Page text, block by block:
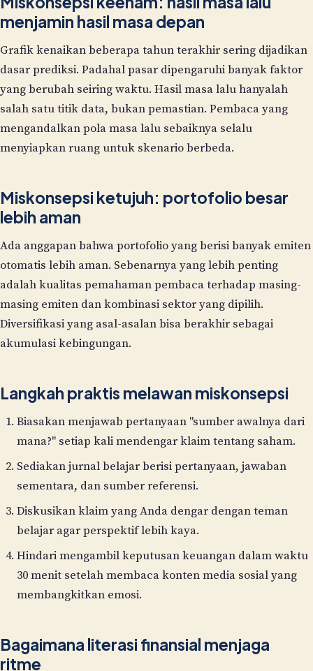
menjamin hasil masa depan
Grafik kenaikan beberapa tahun terakhir sering dijadikan
dasar prediksi. Padahal pasar dipengaruhi banyak faktor
yang berubah seiring waktu. Hasil masa lalu hanyalah
salah satu titik data, bukan pemastian. Pembaca yang
mengandalkan pola masa lalu sebaiknya selalu
menyiapkan ruang untuk skenario berbeda.
Miskonsepsi ketujuh: portofolio besar
lebih aman
Ada anggapan bahwa portofolio yang berisi banyak emiten
otomatis lebih aman. Sebenarnya yang lebih penting
adalah kualitas pemahaman pembaca terhadap masing-
masing emiten dan kombinasi sektor yang dipilih.
Diversifikasi yang asal-asalan bisa berakhir sebagai
akumulasi kebingungan.
Langkah praktis melawan miskonsepsi
Biasakan menjawab pertanyaan "sumber awalnya dari
mana?" setiap kali mendengar klaim tentang saham.
Sediakan jurnal belajar berisi pertanyaan, jawaban
sementara, dan sumber referensi.
Diskusikan klaim yang Anda dengar dengan teman
belajar agar perspektif lebih kaya.
Hindari mengambil keputusan keuangan dalam waktu
30 menit setelah membaca konten media sosial yang
membangkitkan emosi.
Bagaimana literasi finansial menjaga
ritme